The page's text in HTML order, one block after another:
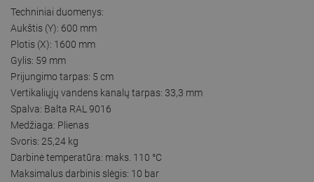
Techniniai duomenys:
Aukštis (Y): 600 mm
Plotis (X): 1600 mm
Gylis: 59 mm
Prijungimo tarpas: 5 cm
Vertikaliųjų vandens kanalų tarpas: 33,3 mm
Spalva: Balta RAL 9016
Medžiaga: Plienas
Svoris: 25,24 kg
Darbinė temperatūra: maks. 110 °C
Maksimalus darbinis slėgis: 10 bar